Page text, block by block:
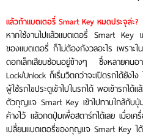
แล้วถ้าแบตเตอรี่ Smart Key หมดประจุล่ะ?
หากใช้งานไปแล้วแบตเตอรี่ Smart Key
ของแบตเตอรี่ ก็ไม่ต้องกังวลอะไร เพร
ดอกเล็กเสียบซ่อนอยู่ข้างๆ ซึ่งหลายคนอ
Lock/Unlock ก็เริ่มวิตกว่าจะเปิดรถได้ยัง
ผู้ใช้รถไขประตูเข้าไปในรถได้ พอเข้ารถได้
ตัวกุญแจ Smart Key เข้าไปทาบใกล้กับ
ค้างไว้ แล้วกดปุ่มเพื่อสตาร์ทได้เลย เมื่อเ
เปลี่ยนแบตเตอรี่ของกุญแจ Smart Key ไ